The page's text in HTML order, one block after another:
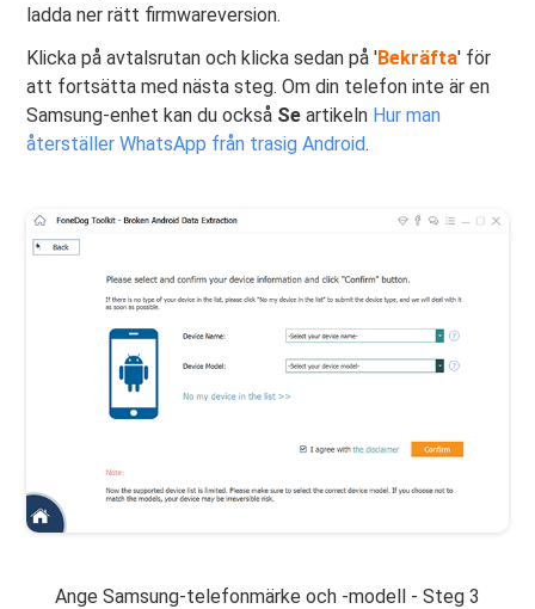
ladda ner rätt firmwareversion.
Klicka på avtalsrutan och klicka sedan på 'Bekräfta' för
att fortsätta med nästa steg. Om din telefon inte är en
Samsung-enhet kan du också Se artikeln Hur man
återställer WhatsApp från trasig Android.
Ange Samsung-telefonmärke och -modell - Steg 3